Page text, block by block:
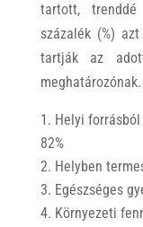
tartott,
százalék (%)
tartják az
meghatározónak.
Helyi
82%
Helyben
Egészséges
Környezeti